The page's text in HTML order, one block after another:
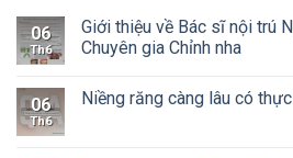
06
Th6
Giới thiệu về Bác sĩ nội trú
Chuyên gia Chỉnh nha
06
Th6
Niềng răng càng lâu có